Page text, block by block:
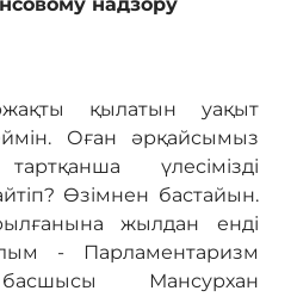
қылатын уақыт
Оған әрқайсымыз
үлесімізді
Өзімнен бастайын.
жылдан енді
- Парламентаризм
Мансурхан